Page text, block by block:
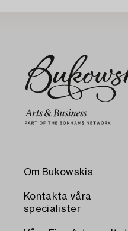
Om Bukowskis
Kontakta våra
specialister